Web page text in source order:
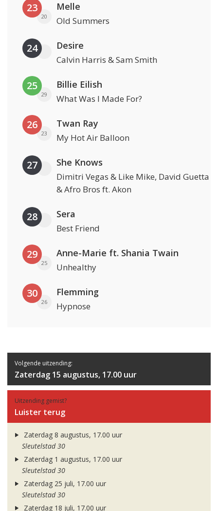
23
20
Melle
Old Summers
24 Desire
Calvin Harris & Sam Smith
25
29
Billie Eilish
What Was I Made For?
26
23
Twan Ray
My Hot Air Balloon
27 She Knows
Dimitri Vegas & Like Mike, David Guetta
& Afro Bros ft. Akon
28 Sera
Best Friend
29
25
Anne-Marie ft. Shania Twain
Unhealthy
30
26
Flemming
Hypnose
Volgende uitzending:
Zaterdag 15 augustus, 17.00 uur
Uitzending gemist?
Luister terug
Zaterdag 8 augustus, 17.00 uur
Sleutelstad 30
Zaterdag 1 augustus, 17.00 uur
Sleutelstad 30
Zaterdag 25 juli, 17.00 uur
Sleutelstad 30
Zaterdag 18 juli, 17.00 uur